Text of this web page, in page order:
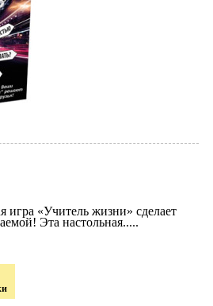
игра «Учитель жизни» сделает
Эта настольная.....